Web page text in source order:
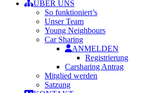
ÜBER UNS
So funktioniert’s
Unser Team
Young Neighbours
Car Sharing
ANMELDEN
Registrierung
Carsharing Antrag
Mitglied werden
Satzung